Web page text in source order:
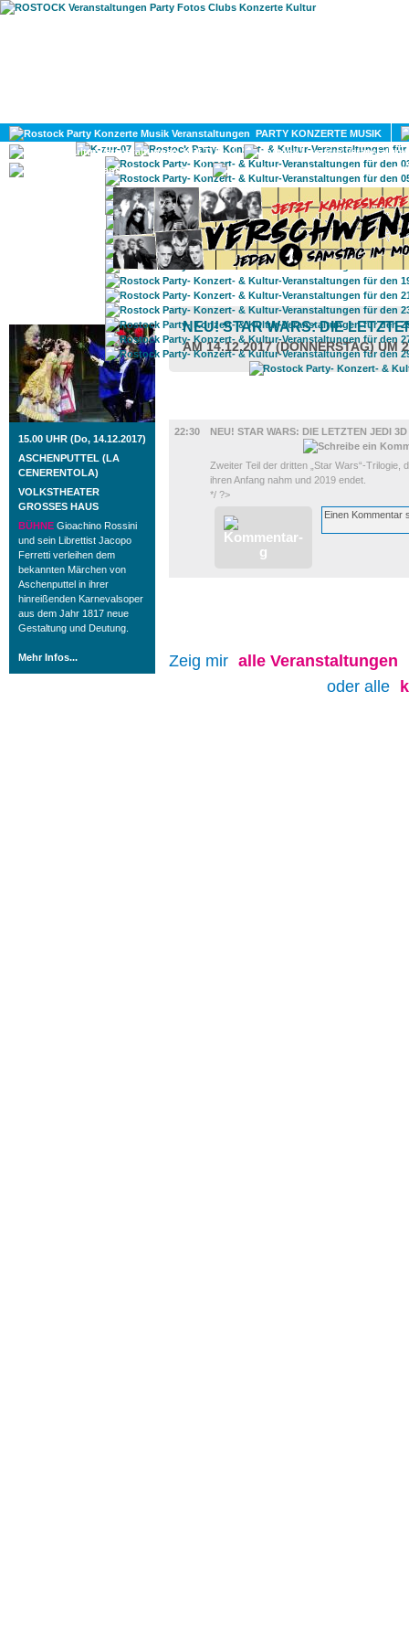
PARTY KONZERTE MUSIK
KULTUR
GAY
ROSTOCK TAGESTIPP
15.00 UHR (Do, 14.12.2017)
ASCHENPUTTEL (LA
CENERENTOLA)
VOLKSTHEATER
GROSSES HAUS
BÜHNE Gioachino Rossini
und sein Librettist Jacopo
Ferretti verleihen dem
bekannten Märchen von
Aschenputtel in ihrer
hinreißenden Karnevalsoper
aus dem Jahr 1817 neue
Gestaltung und Deutung.
Mehr Infos...
NEU! STAR WARS: DIE
AM 14.12.2017 (DONNERSTAG) UM
22:30
NEU! STAR WARS: DIE LETZTEN JEDI 3D
Zweiter Teil der dritten „Star Wars“-Trilogie,
ihren Anfang nahm und 2019 endet.
*/ ?>
Zeig mir alle Veranstaltungen
oder alle